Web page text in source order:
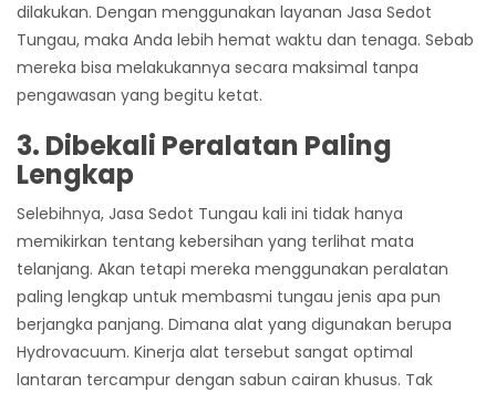
dilakukan. Dengan menggunakan layanan Jasa Sedot
Tungau, maka Anda lebih hemat waktu dan tenaga. Sebab
mereka bisa melakukannya secara maksimal tanpa
pengawasan yang begitu ketat.
3. Dibekali Peralatan Paling
Lengkap
Selebihnya, Jasa Sedot Tungau kali ini tidak hanya
memikirkan tentang kebersihan yang terlihat mata
telanjang. Akan tetapi mereka menggunakan peralatan
paling lengkap untuk membasmi tungau jenis apa pun
berjangka panjang. Dimana alat yang digunakan berupa
Hydrovacuum. Kinerja alat tersebut sangat optimal
lantaran tercampur dengan sabun cairan khusus. Tak